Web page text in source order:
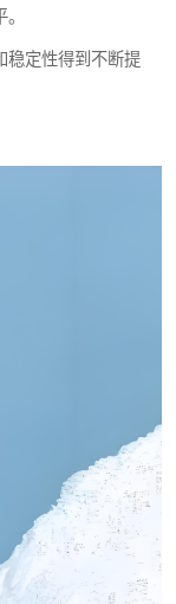
稳定性得到不断提